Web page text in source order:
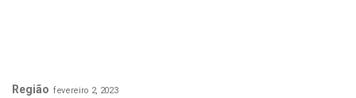
Região fevereiro 2, 2023